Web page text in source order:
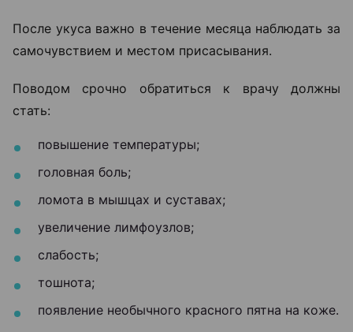
После укуса важно в течение месяца наблюдать за
самочувствием и местом присасывания.
Поводом срочно обратиться к врачу должны
стать:
повышение температуры;
головная боль;
ломота в мышцах и суставах;
увеличение лимфоузлов;
слабость;
тошнота;
появление необычного красного пятна на коже.